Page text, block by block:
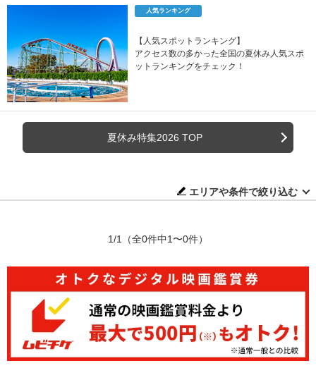
人気ランキング
【人気スポットランキング】
アクセス数の多かった全国の夏休み人気スポ
ットランキングをチェック！
夏休み特集2026 TOP
エリアや条件で絞り込む
1/1 （全0件中1〜0件）